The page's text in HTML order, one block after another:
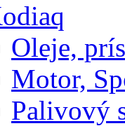
Oleje,
Motor,
Palivový